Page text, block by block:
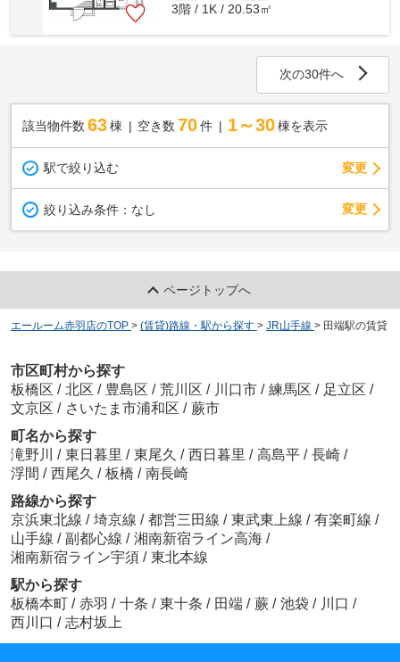
3階 / 1K / 20.53㎡
次の30件へ
該当物件数 63棟 空き数 70 件 1～30 棟を表示
駅で絞り込む 変更
絞り込み条件： なし 変更
ページトップへ
エールーム赤羽店のTOP > (賃貸)路線・駅から探す > JR山手線 > 田端駅の賃貸
市区町村から探す
板橋区 / 北区 / 豊島区 / 荒川区 / 川口市 / 練馬区 / 足立区 /
文京区 / さいたま市浦和区 / 蕨市
町名から探す
滝野川 / 東日暮里 / 東尾久 / 西日暮里 / 高島平 / 長崎 /
浮間 / 西尾久 / 板橋 / 南長崎
路線から探す
京浜東北線 / 埼京線 / 都営三田線 / 東武東上線 / 有楽町線 /
山手線 / 副都心線 / 湘南新宿ライン高海 /
湘南新宿ライン宇須 / 東北本線
駅から探す
板橋本町 / 赤羽 / 十条 / 東十条 / 田端 / 蕨 / 池袋 / 川口 /
西川口 / 志村坂上